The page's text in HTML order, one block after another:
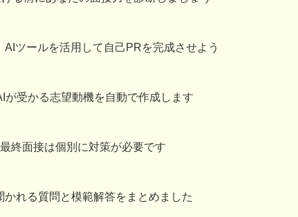
ツールを活用して自己PRを完成させよう
受かる志望動機を自動で作成します
終面接は個別に対策が必要です
かれる質問と模範解答をまとめました